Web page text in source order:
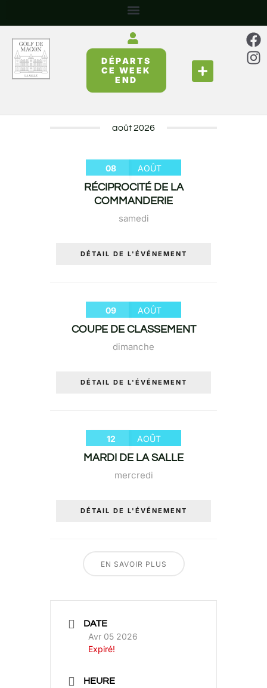
DÉPARTS
CE WEEK
END
août 2026
08 AOÛT
RÉCIPROCITÉ DE LA
COMMANDERIE
samedi
DÉTAIL DE L'ÉVÉNEMENT
09 AOÛT
COUPE DE CLASSEMENT
dimanche
DÉTAIL DE L'ÉVÉNEMENT
12 AOÛT
MARDI DE LA SALLE
mercredi
DÉTAIL DE L'ÉVÉNEMENT
EN SAVOIR PLUS
DATE
Avr 05 2026
Expiré!
HEURE